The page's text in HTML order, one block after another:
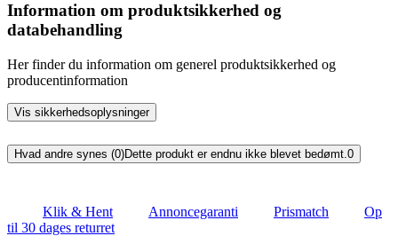
Information om produktsikkerhed og
databehandling
Her finder du information om generel produktsikkerhed og
producentinformation
Vis sikkerhedsoplysninger
Hvad andre synes (0)Dette produkt er endnu ikke blevet bedømt.0
Klik & Hent Annoncegaranti Prismatch
Op
til 30 dages returret